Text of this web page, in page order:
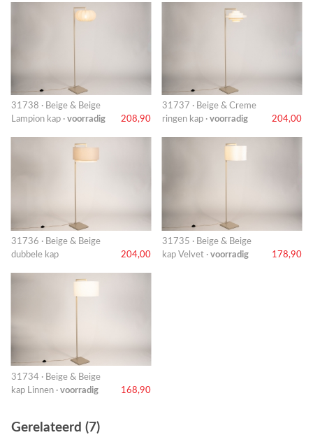
31738 · Beige & Beige
Lampion kap · voorradig 208,90
31737 · Beige & Creme
ringen kap · voorradig 204,00
31736 · Beige & Beige
dubbele kap
204,00
31735 · Beige & Beige
kap Velvet · voorradig 178,90
31734 · Beige & Beige
kap Linnen · voorradig 168,90
Gerelateerd (7)